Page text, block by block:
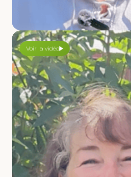
Voir la vidéo